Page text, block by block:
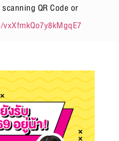
QR Code or